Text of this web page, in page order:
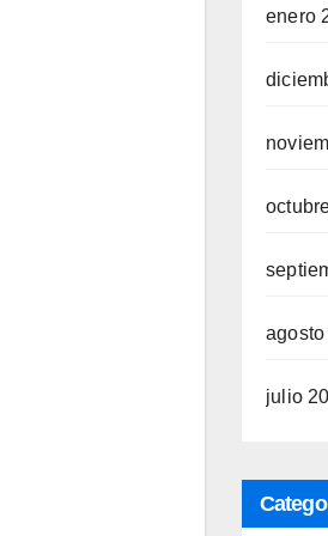
enero
agosto
julio